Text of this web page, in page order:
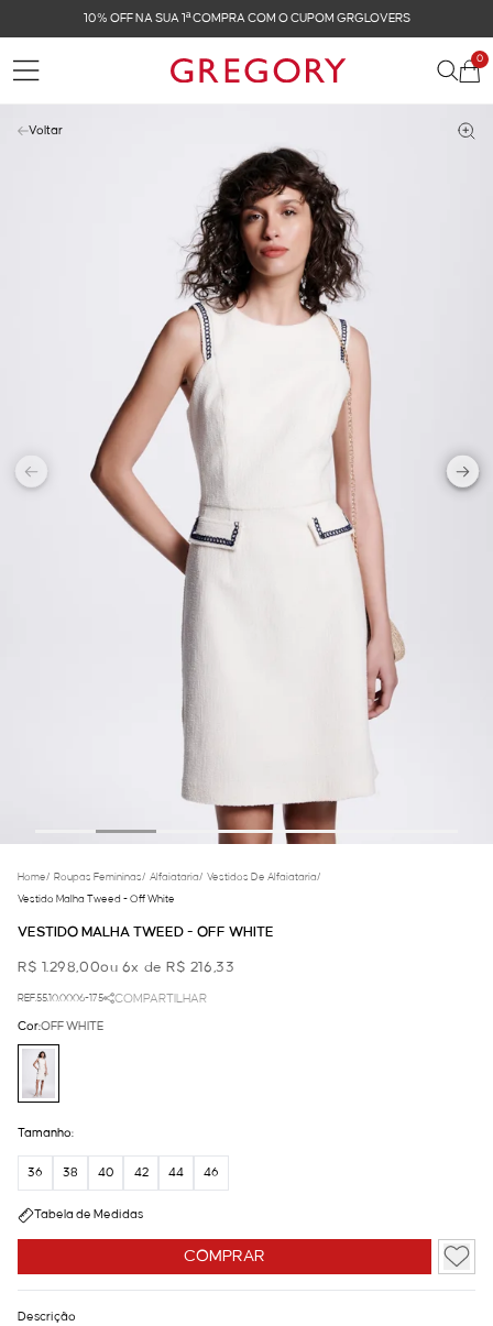
10% OFF NA SUA 1ª COMPRA COM O CUPOM GRGLOVERS
0
Voltar
Home/ Roupas Femininas/ Alfaiataria/ Vestidos De Alfaiataria/
Vestido Malha Tweed - Off White
VESTIDO MALHA TWEED - OFF WHITE
R$ 1.298,00ou 6x de R$ 216,33
REF.55.10.0006-175 COMPARTILHAR
COMPRAR
Cor:OFF WHITE
Tamanho:
36 38 40 42 44 46
Tabela de Medidas
Descrição